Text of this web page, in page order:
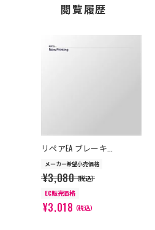
閲覧履歴
リペアEA ブレーキ...
メーカー希望小売価格
¥3,080（税込）
EC販売価格
¥3,018（税込）